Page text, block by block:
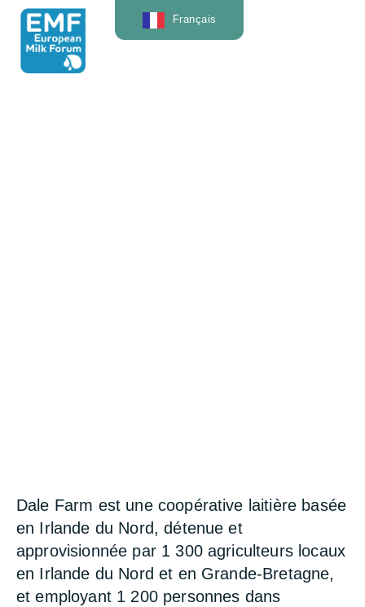
Français
Dale Farm est une coopérative laitière basée
en Irlande du Nord, détenue et
approvisionnée par 1 300 agriculteurs locaux
en Irlande du Nord et en Grande-Bretagne,
et employant 1 200 personnes dans